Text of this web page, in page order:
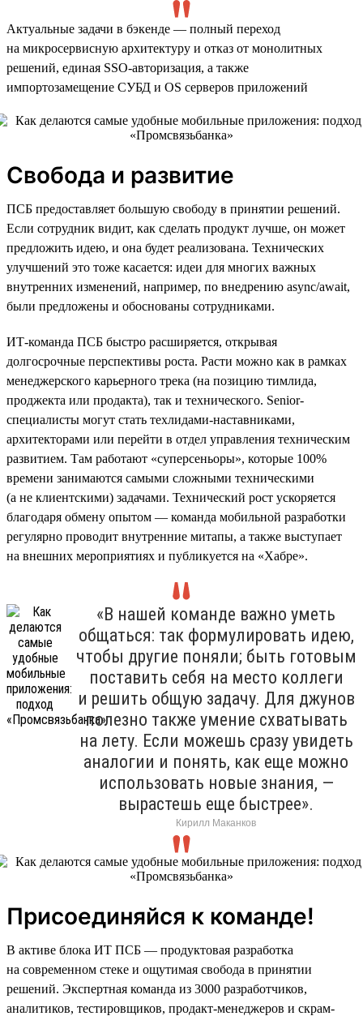
Актуальные задачи в бэкенде — полный переход
на микросервисную архитектуру и отказ от монолитных
решений, единая SSO-авторизация, а также
импортозамещение СУБД и OS серверов приложений
Свобода и развитие
ПСБ предоставляет большую свободу в принятии решений.
Если сотрудник видит, как сделать продукт лучше, он может
предложить идею, и она будет реализована. Технических
улучшений это тоже касается: идеи для многих важных
внутренних изменений, например, по внедрению async/await,
были предложены и обоснованы сотрудниками.
ИТ-команда ПСБ быстро расширяется, открывая
долгосрочные перспективы роста. Расти можно как в рамках
менеджерского карьерного трека (на позицию тимлида,
проджекта или продакта), так и технического. Senior-
специалисты могут стать техлидами-наставниками,
архитекторами или перейти в отдел управления техническим
развитием. Там работают «суперсеньоры», которые 100%
времени занимаются самыми сложными техническими
(а не клиентскими) задачами. Технический рост ускоряется
благодаря обмену опытом — команда мобильной разработки
регулярно проводит внутренние митапы, а также выступает
на внешних мероприятиях и публикуется на «Хабре».
«В нашей команде важно уметь
общаться: так формулировать идею,
чтобы другие поняли; быть готовым
поставить себя на место коллеги
и решить общую задачу. Для джунов
полезно также умение схватывать
на лету. Если можешь сразу увидеть
аналогии и понять, как еще можно
использовать новые знания, —
вырастешь еще быстрее».
Кирилл Маканков
Присоединяйся к команде!
В активе блока ИТ ПСБ — продуктовая разработка
на современном стеке и ощутимая свобода в принятии
решений. Экспертная команда из 3000 разработчиков,
аналитиков, тестировщиков, продакт-менеджеров и скрам-